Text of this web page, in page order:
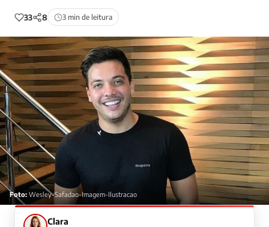
33 8 3 min de leitura
Foto: Wesley-Safadao-Imagem-Ilustracao
Clara